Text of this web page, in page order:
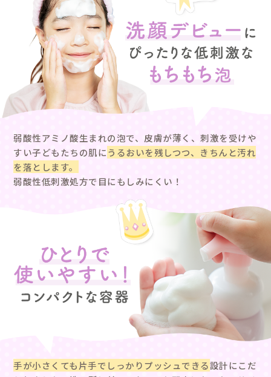
送料は、540円
4,320円(税込)以上のご